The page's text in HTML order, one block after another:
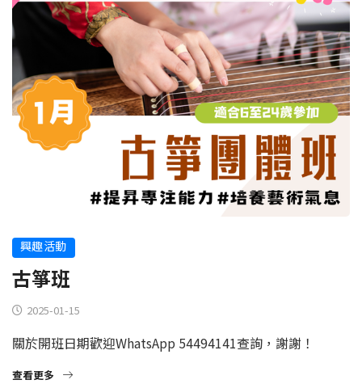
興趣活動
古箏班
2025-01-15
關於開班日期歡迎WhatsApp 54494141查詢，謝謝！
查看更多